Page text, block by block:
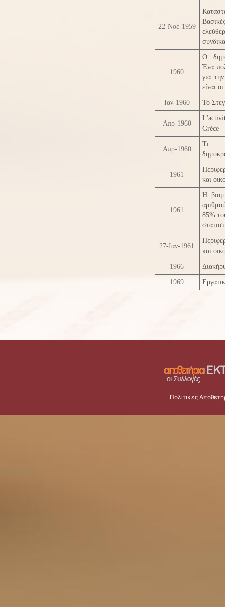
22-Νοέ-1959
1960
Ο
Ένα
για
είναι
Ιαν-1960 Το
Απρ-1960
Grèce
Απρ-1960
Τι
1961
και
1961
Η
85%
27-Ιαν-1961
και
1966
1969